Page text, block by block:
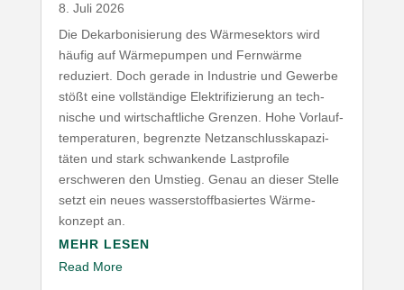
8. Juli 2026
Die Dekar­bo­ni­sierung des Wärme­sektors wird
häufig auf Wärme­pumpen und Fernwärme
reduziert. Doch gerade in Industrie und Gewerbe
stößt eine voll­ständige Elek­tri­fi­zierung an tech­
nische und wirt­schaft­liche Grenzen. Hohe Vorlauf­
tem­pe­ra­turen, begrenzte Netz­an­schluss­ka­pa­zi­
täten und stark schwan­kende Last­profile
erschweren den Umstieg. Genau an dieser Stelle
setzt ein neues wasser­stoff­ba­siertes Wärme­
konzept an.
MEHR LESEN
Read More